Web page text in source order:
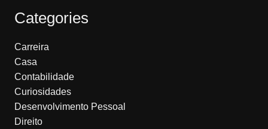
Categories
Carreira
Casa
Contabilidade
Curiosidades
Desenvolvimento Pessoal
Direito